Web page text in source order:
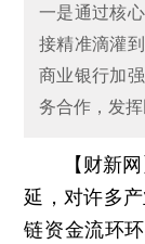
一是通过核
接精准滴灌
商业银行加
务合作，发
【财新
延，对许多
链资金流环